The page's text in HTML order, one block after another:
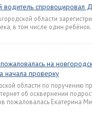
водитель спровоцировал
области
в том числе один ребёнок.
на
начала проверку
области по поручению
об осквернении
пожаловалась Екатерина